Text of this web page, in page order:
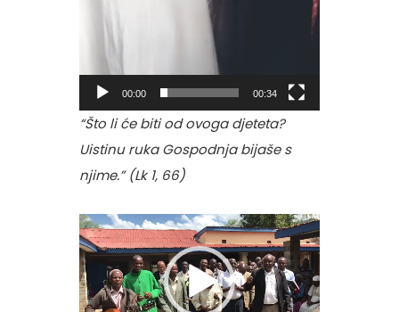
00:00 00:34
“Što li će biti od ovoga djeteta?
Uistinu ruka Gospodnja bijaše s
njime.” (Lk 1, 66)
Reproduktor
videozapisa